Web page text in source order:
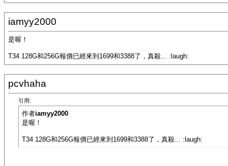
iamyy2000
是喔！
T34 128G和256G報價已經來到1699和3388了，真殺... :laugh:
pcvhaha
引用:
作者iamyy2000
是喔！
T34 128G和256G報價已經來到1699和3388了，真殺... :laugh: